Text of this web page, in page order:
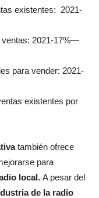
existentes: 2021-
ventas: 2021-17%—
para vender: 2021-
existentes por
también ofrece
para
local. A pesar del
de la radio